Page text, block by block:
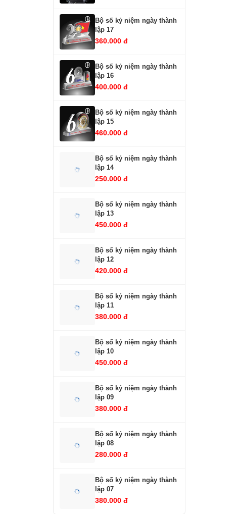
Bộ số kỷ niệm ngày thành
lập 17
360.000 đ
Bộ số kỷ niệm ngày thành
lập 16
400.000 đ
Bộ số kỷ niệm ngày thành
lập 15
460.000 đ
Bộ số kỷ niệm ngày thành
lập 14
250.000 đ
Bộ số kỷ niệm ngày thành
lập 13
450.000 đ
Bộ số kỷ niệm ngày thành
lập 12
420.000 đ
Bộ số kỷ niệm ngày thành
lập 11
380.000 đ
Bộ số kỷ niệm ngày thành
lập 10
450.000 đ
Bộ số kỷ niệm ngày thành
lập 09
380.000 đ
Bộ số kỷ niệm ngày thành
lập 08
280.000 đ
Bộ số kỷ niệm ngày thành
lập 07
380.000 đ